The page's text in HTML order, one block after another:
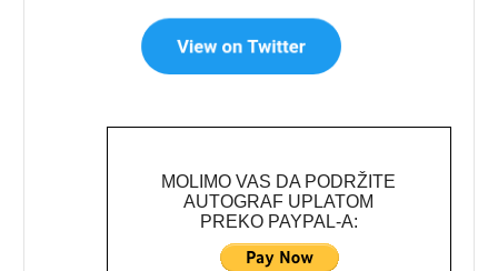
MOLIMO VAS DA PODRŽITE
AUTOGRAF UPLATOM
PREKO PAYPAL-A: